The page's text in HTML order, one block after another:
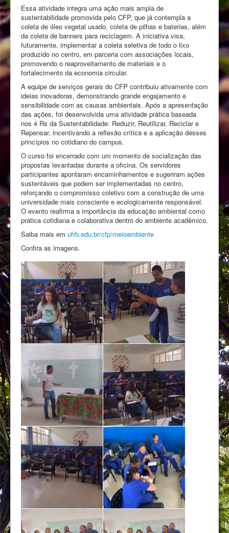
Essa atividade integra uma ação mais ampla de
sustentabilidade promovida pelo CFP, que já contempla a
coleta de óleo vegetal usado, coleta de pilhas e baterias, além
da coleta de banners para reciclagem. A iniciativa visa,
futuramente, implementar a coleta seletiva de todo o lixo
produzido no centro, em parceria com associações locais,
promovendo o reaproveitamento de materiais e o
fortalecimento da economia circular.
A equipe de serviços gerais do CFP contribuiu ativamente com
ideias inovadoras, demonstrando grande engajamento e
sensibilidade com as causas ambientais. Após a apresentação
das ações, foi desenvolvida uma atividade prática baseada
nos 4 Rs da Sustentabilidade: Reduzir, Reutilizar, Reciclar e
Repensar, incentivando a reflexão crítica e a aplicação desses
princípios no cotidiano do campus.
O curso foi encerrado com um momento de socialização das
propostas levantadas durante a oficina. Os servidores
participantes apontaram encaminhamentos e sugeriram ações
sustentáveis que podem ser implementadas no centro,
reforçando o compromisso coletivo com a construção de uma
universidade mais consciente e ecologicamente responsável.
O evento reafirma a importância da educação ambiental como
prática cotidiana e colaborativa dentro do ambiente acadêmico.
Saiba mais em ufrb.edu.br/cfp/meioambiente
Confira as imagens.